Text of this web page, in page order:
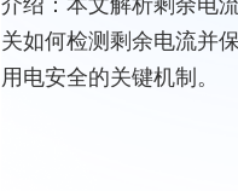
介绍： 本文解析剩余电
关如何检测剩余电流并
用电安全的关键机制。